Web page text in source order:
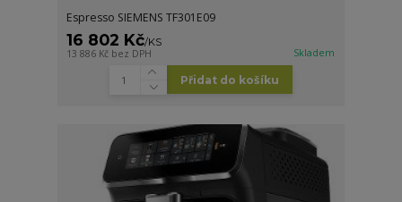
Espresso SIEMENS TF301E09
16 802 Kč/KS
13 886 Kč bez DPH Skladem
Přidat do košíku